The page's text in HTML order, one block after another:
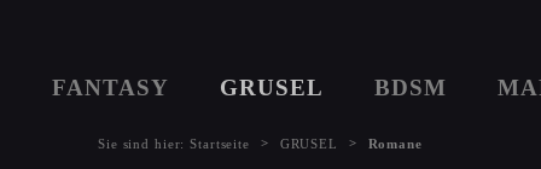
FANTASY GRUSEL BDSM
Sie sind hier:Startseite > GRUSEL > Romane